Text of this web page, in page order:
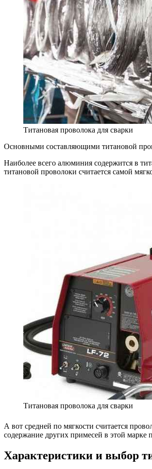
Титановая проволока для сварки
Основными составляющими титановой
Наиболее всего алюминия содержится в
титановой проволоки считается самой
Титановая проволока для сварки
А вот средней по мягкости считается
содержание других примесей в этой марке
Характеристики и выбор